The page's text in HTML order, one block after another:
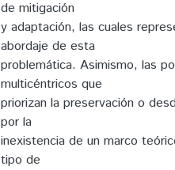
de mitigación
y adaptación, las cuales
abordaje de esta
problemática. Asimismo, las
multicéntricos que
priorizan la preservación o
por la
inexistencia de un marco
tipo de